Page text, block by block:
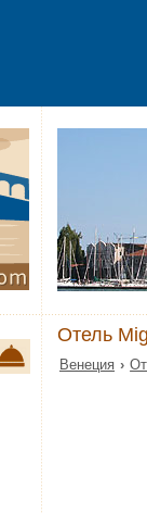
Отель
Венеция ›